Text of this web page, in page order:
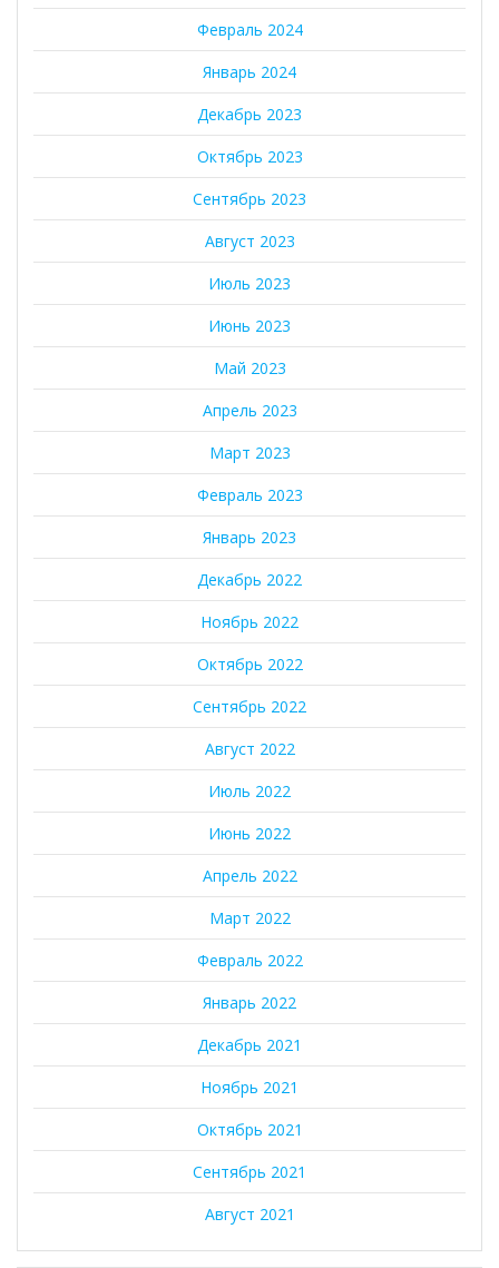
Февраль 2024
Январь 2024
Декабрь 2023
Октябрь 2023
Сентябрь 2023
Август 2023
Июль 2023
Июнь 2023
Май 2023
Апрель 2023
Март 2023
Февраль 2023
Январь 2023
Декабрь 2022
Ноябрь 2022
Октябрь 2022
Сентябрь 2022
Август 2022
Июль 2022
Июнь 2022
Апрель 2022
Март 2022
Февраль 2022
Январь 2022
Декабрь 2021
Ноябрь 2021
Октябрь 2021
Сентябрь 2021
Август 2021